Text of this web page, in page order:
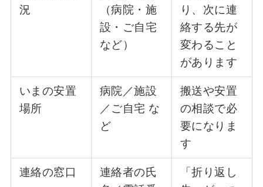
況
（病院・施
設・ご自宅
など）
り、次に連
絡する先が
変わること
があります
いまの安置
場所
病院／施設
／ご自宅 な
ど
搬送や安置
の相談で必
要になりま
す
連絡の窓口
連絡者の氏
「折り返し